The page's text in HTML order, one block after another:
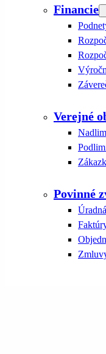
Financie
Verejné
Povinné